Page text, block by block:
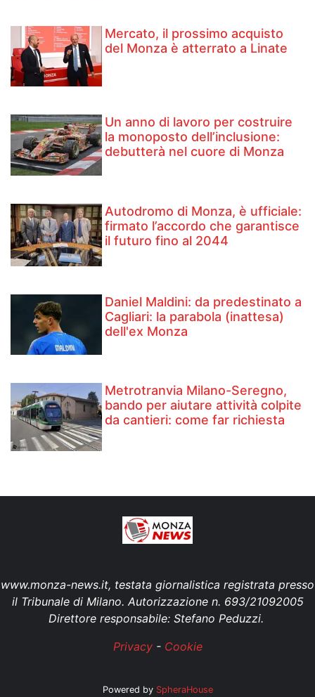
Mercato, il prossimo acquisto
del Monza è atterrato a Linate
Un anno di lavoro per costruire
la monoposto dell’inclusione:
debutterà nel cuore di Monza
Autodromo di Monza, è ufficiale:
firmato l’accordo che garantisce
il futuro fino al 2044
Daniel Maldini: ​da predestinato a
Cagliari: la parabola (inattesa)
dell'ex Monza
Metrotranvia Milano-Seregno,
bando per aiutare attività colpite
da cantieri: come far richiesta
www.monza-news.it, testata giornalistica registrata presso
il Tribunale di Milano. Autorizzazione n. 693/21092005
Direttore responsabile: Stefano Peduzzi.
Privacy- Cookie
Powered by SpheraHouse